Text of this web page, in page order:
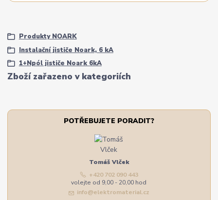
Zboží zařazeno v kategoriích
Produkty NOARK
Instalační jističe Noark, 6 kA
1+Npól jističe Noark 6kA
POTŘEBUJETE PORADIT?
Tomáš Vlček
+420 702 090 443
volejte od 9,00 - 20,00 hod
info@elektromaterial.cz